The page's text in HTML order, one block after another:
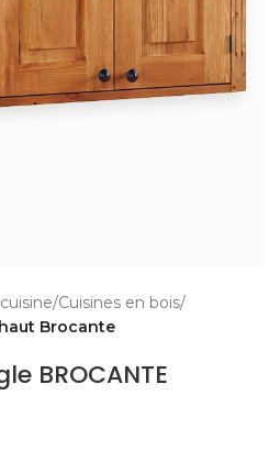
Cuisines en bois
Brocante
BROCANTE